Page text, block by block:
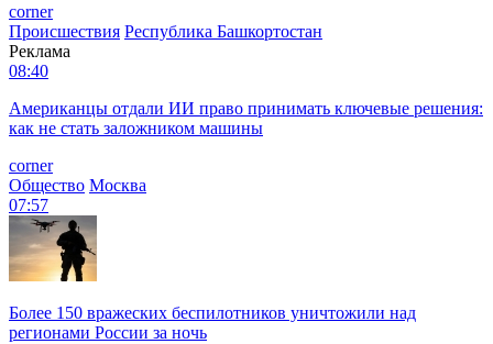
corner
Происшествия Республика Башкортостан
Реклама
08:40
Американцы отдали ИИ право принимать ключевые решения:
как не стать заложником машины
corner
Общество Москва
07:57
Более 150 вражеских беспилотников уничтожили над
регионами России за ночь